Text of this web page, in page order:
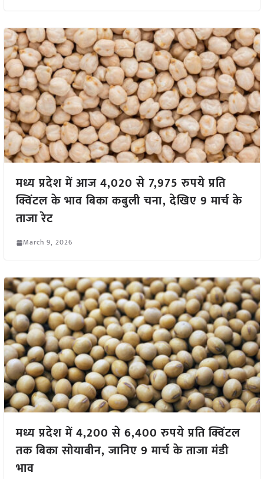
मध्य प्रदेश में आज 4,020 से 7,975 रुपये प्रति
क्विंटल के भाव बिका कबुली चना, देखिए 9 मार्च के
ताजा रेट
March 9, 2026
मध्य प्रदेश में 4,200 से 6,400 रुपये प्रति क्विंटल
तक बिका सोयाबीन, जानिए 9 मार्च के ताजा मंडी
भाव